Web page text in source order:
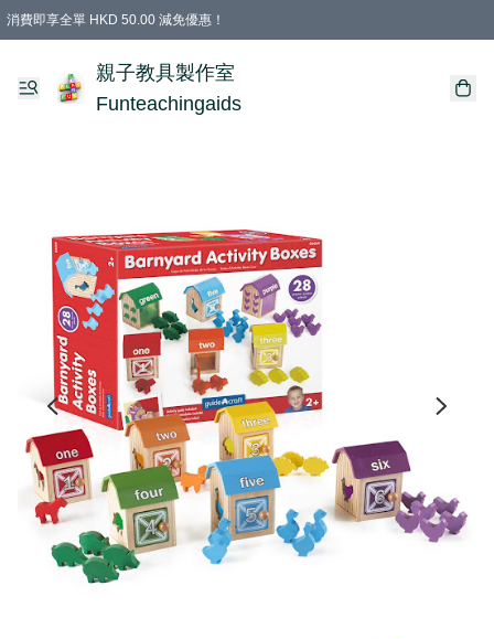
消費即享全單 HKD 50.00 減免優惠！
購物滿 HKD 699.00即享免運費優惠！（適用於 特定的送貨方式 )
凡購物滿HKD 699.00，即享免費禮品
親子教具製作室
Funteachingaids